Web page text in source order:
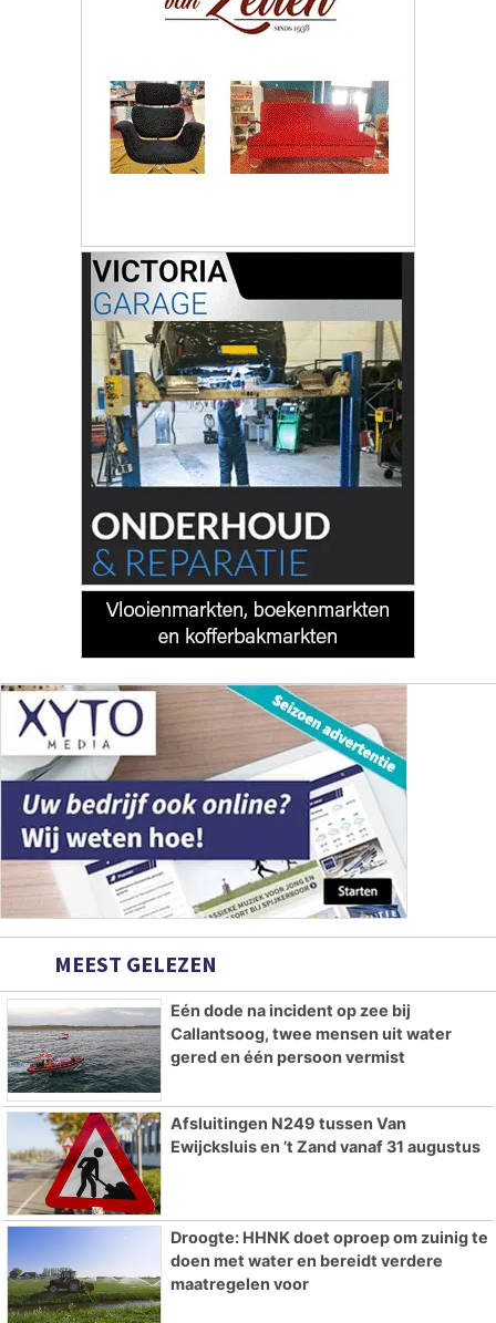
MEEST GELEZEN
Eén dode na incident op zee bij
Callantsoog, twee mensen uit water
gered en één persoon vermist
Afsluitingen N249 tussen Van
Ewijcksluis en ’t Zand vanaf 31 augustus
Droogte: HHNK doet oproep om zuinig te
doen met water en bereidt verdere
maatregelen voor